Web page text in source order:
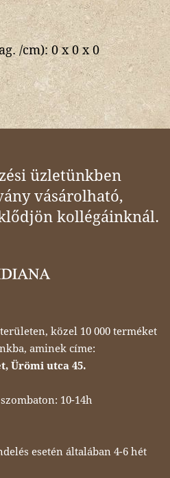
/cm):0 x 0 x 0
üzletünkben
vásárolható,
kollégáinknál.
közel 10 000 terméket
aminek címe:
Ürömi utca 45.
10-14h
esetén általában 4-6 hét